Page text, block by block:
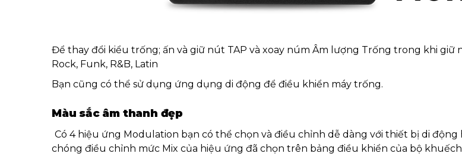
Để thay đổi kiểu trống; ấn và giữ nút TAP và xoay núm Âm lượng Trống trong khi giữ
Rock, Funk, R&B, Latin
Bạn cũng có thể sử dụng ứng dụng di động để điều khiển máy trống.
Màu sắc âm thanh đẹp
Có 4 hiệu ứng Modulation bạn có thể chọn và điều chỉnh dễ dàng với thiết bị di
chóng điều chỉnh mức Mix của hiệu ứng đã chọn trên bảng điều khiển của bộ